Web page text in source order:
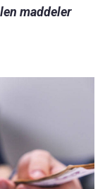
maddeler